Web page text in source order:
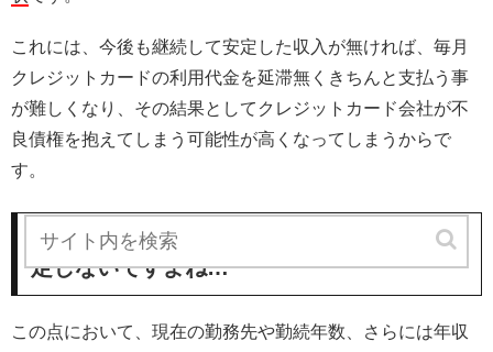
これには、今後も継続して安定した収入が無ければ、毎月
クレジットカードの利用代金を延滞無くきちんと支払う事
が難しくなり、その結果としてクレジットカード会社が不
良債権を抱えてしまう可能性が高くなってしまうからで
す。
毎月預貯金が減少していくは精神的にも安
定しないですよね…
この点において、現在の勤務先や勤続年数、さらには年収